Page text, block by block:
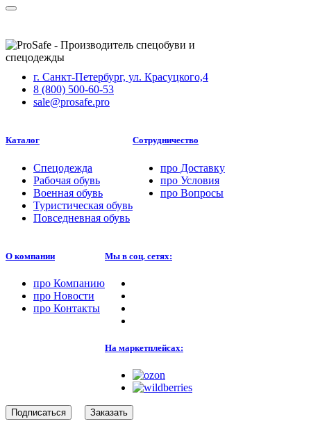
г. Санкт-Петербург, ул. Красуцкого,4
8 (800) 500-60-53
sale@prosafe.pro
Каталог
Спецодежда
Рабочая обувь
Военная обувь
Туристическая обувь
Повседневная обувь
Сотрудничество
про Доставку
про Условия
про Вопросы
О компании
про Компанию
про Новости
про Контакты
Мы в соц. сетях:
На маркетплейсах:
Подписаться Заказать